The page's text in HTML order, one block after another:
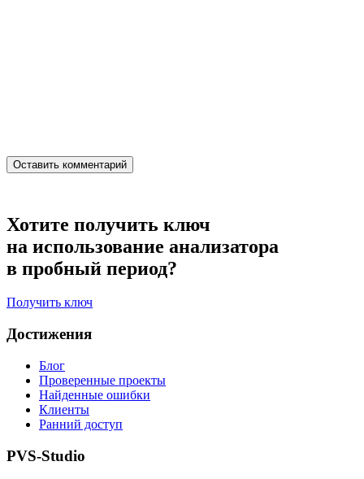
Хотите получить ключ
на использование анализатора
в пробный период?
Получить ключ
Достижения
Блог
Проверенные проекты
Найденные ошибки
Клиенты
Ранний доступ
PVS-Studio